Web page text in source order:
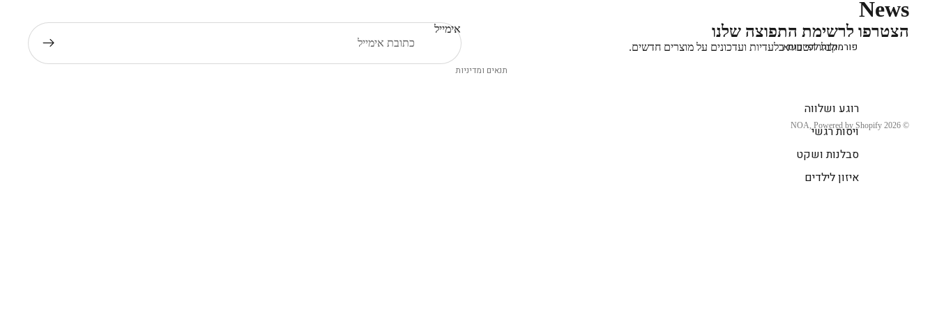
פורמולות לפי נושא
רוגע ושלווה
ויסות רגשי
סבלנות ושקט
איזון לילדים
News
הצטרפו לרשימת התפוצה שלנו
קבלו הטבות בלעדיות ועדכונים על מוצרים חדשים.
אימייל
© 2026
NOA, Powered by Shopify
תנאים ומדיניות
Shipping policy
Legal notice